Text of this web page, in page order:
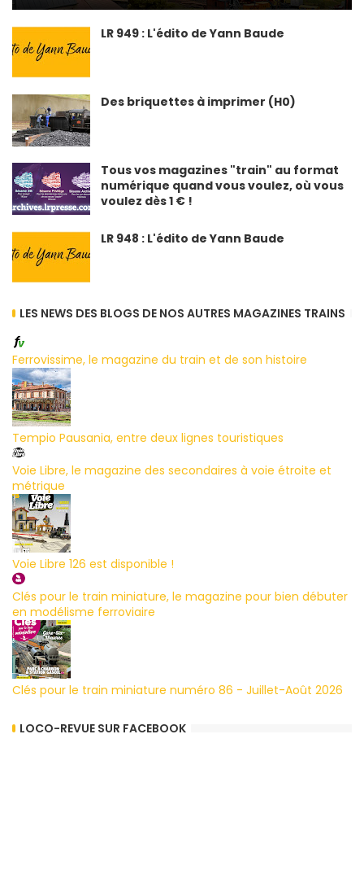
LR 949 : L'édito de Yann Baude
Des briquettes à imprimer (H0)
Tous vos magazines "train" au format
numérique quand vous voulez, où vous
voulez dès 1 € !
LR 948 : L'édito de Yann Baude
LES NEWS DES BLOGS DE NOS AUTRES MAGAZINES TRAINS
Ferrovissime, le magazine du train et de son histoire
Tempio Pausania, entre deux lignes touristiques
Voie Libre, le magazine des secondaires à voie étroite et
métrique
Voie Libre 126 est disponible !
Clés pour le train miniature, le magazine pour bien débuter
en modélisme ferroviaire
Clés pour le train miniature numéro 86 - Juillet-Août 2026
LOCO-REVUE SUR FACEBOOK